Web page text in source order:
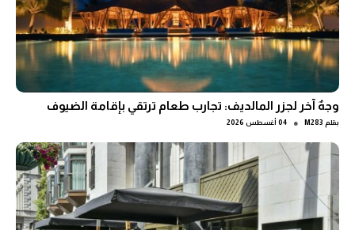
وجهٌ آخر لجزر المالديف: تجارب طعام ترتقي بإقامة الضيوف
بقلم M283
● 04 أغسطس 2026